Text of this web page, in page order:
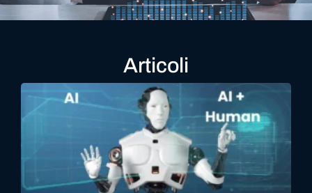
Articoli